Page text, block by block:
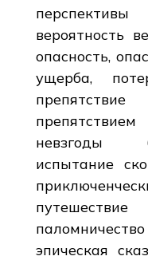
вероятность
опасность,
ущерба,
невзгоды
испытание
эпическая